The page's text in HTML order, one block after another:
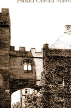
根据《中华人民共
民法院关于贯彻执
的有关规定，为明
系，经双方友好协
协议：
一、 一般约定
（1）、甲方为本协
根据《中华人民共
民法院关于贯彻执
的有关规定，为明
系，经双方友好协
协议：
一、 一般约定
（1）、甲方为本协
根据《中华人民共
民法院关于贯彻执
的有关规定，为明
系，经双方友好协
协议：
一、 一般约定
（1）、甲方为本协